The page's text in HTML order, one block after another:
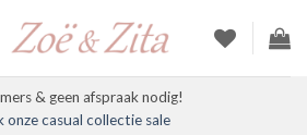
& geen afspraak nodig!
onze casual collectie sale